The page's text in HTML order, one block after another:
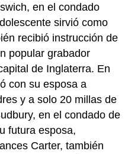
en el condado
sirvió como
recibió instrucción de
popular grabador
de Inglaterra. En
con su esposa a
y a solo 20 millas de
en el condado de
futura esposa,
Carter, también